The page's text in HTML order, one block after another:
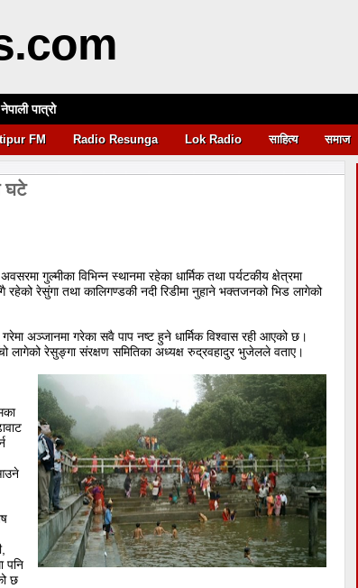
नेपाली पात्रो
FM Radio Resunga Lok Radio साहित्य समाज
घटे
गुल्मीका विभिन्न स्थानमा रहेका धार्मिक तथा पर्यटकीय क्षेत्रमा
रेसुंगा तथा कालिगण्डकी नदी रिडीमा नुहाने भक्तजनको भिड लागेको
गरेमा अञ्जानमा गरेका सवै पाप नष्ट हुने धार्मिक विश्वास रही आएको छ।
लागेको रेसुङ्गा संरक्षण समितिका अध्यक्ष रुद्रवहादुर भुजेलले वताए।
पनि
छ